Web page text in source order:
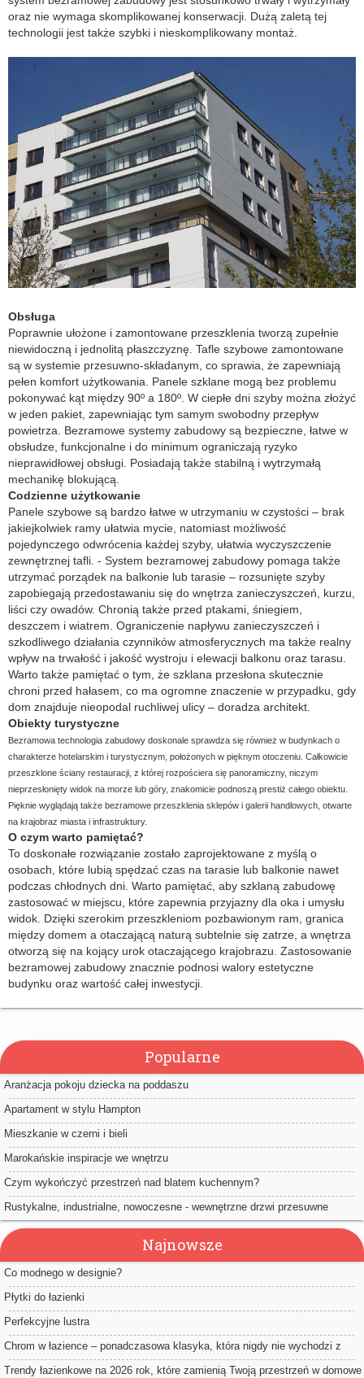
oraz nie wymaga skomplikowanej konserwacji. Dużą zaletą tej
technologii jest także szybki i nieskomplikowany montaż.
Obsługa
Poprawnie ułożone i zamontowane przeszklenia tworzą zupełnie
niewidoczną i jednolitą płaszczyznę. Tafle szybowe zamontowane
są w systemie przesuwno-składanym, co sprawia, że zapewniają
pełen komfort użytkowania. Panele szklane mogą bez problemu
pokonywać kąt między 90º a 180º. W ciepłe dni szyby można złożyć
w jeden pakiet, zapewniając tym samym swobodny przepływ
powietrza. Bezramowe systemy zabudowy są bezpieczne, łatwe w
obsłudze, funkcjonalne i do minimum ograniczają ryzyko
nieprawidłowej obsługi. Posiadają także stabilną i wytrzymałą
mechanikę blokującą.
Codzienne użytkowanie
Panele szybowe są bardzo łatwe w utrzymaniu w czystości – brak
jakiejkolwiek ramy ułatwia mycie, natomiast możliwość
pojedynczego odwrócenia każdej szyby, ułatwia wyczyszczenie
zewnętrznej tafli. - System bezramowej zabudowy pomaga także
utrzymać porządek na balkonie lub tarasie – rozsunięte szyby
zapobiegają przedostawaniu się do wnętrza zanieczyszczeń, kurzu,
liści czy owadów. Chronią także przed ptakami, śniegiem,
deszczem i wiatrem. Ograniczenie napływu zanieczyszczeń i
szkodliwego działania czynników atmosferycznych ma także realny
wpływ na trwałość i jakość wystroju i elewacji balkonu oraz tarasu.
Warto także pamiętać o tym, że szklana przesłona skutecznie
chroni przed hałasem, co ma ogromne znaczenie w przypadku, gdy
dom znajduje nieopodal ruchliwej ulicy – doradza architekt.
Obiekty turystyczne
Bezramowa technologia zabudowy doskonale sprawdza się również w budynkach o
charakterze hotelarskim i turystycznym, położonych w pięknym otoczeniu. Całkowicie
przeszklone ściany restauracji, z której rozpościera się panoramiczny, niczym
nieprzesłonięty widok na morze lub góry, znakomicie podnoszą prestiż całego obiektu.
Pięknie wyglądają także bezramowe przeszklenia sklepów i galerii handlowych, otwarte
na krajobraz miasta i infrastruktury.
O czym warto pamiętać?
To doskonałe rozwiązanie zostało zaprojektowane z myślą o
osobach, które lubią spędzać czas na tarasie lub balkonie nawet
podczas chłodnych dni. Warto pamiętać, aby szklaną zabudowę
zastosować w miejscu, które zapewnia przyjazny dla oka i umysłu
widok. Dzięki szerokim przeszkleniom pozbawionym ram, granica
między domem a otaczającą naturą subtelnie się zatrze, a wnętrza
otworzą się na kojący urok otaczającego krajobrazu. Zastosowanie
bezramowej zabudowy znacznie podnosi walory estetyczne
budynku oraz wartość całej inwestycji.
Popularne
Aranżacja pokoju dziecka na poddaszu
Apartament w stylu Hampton
Mieszkanie w czerni i bieli
Marokańskie inspiracje we wnętrzu
Czym wykończyć przestrzeń nad blatem kuchennym?
Rustykalne, industrialne, nowoczesne - wewnętrzne drzwi przesuwne
Najnowsze
Co modnego w designie?
Płytki do łazienki
Perfekcyjne lustra
Chrom w łazience – ponadczasowa klasyka, która nigdy nie wychodzi z
mody
Trendy łazienkowe na 2026 rok, które zamienią Twoją przestrzeń w domowe